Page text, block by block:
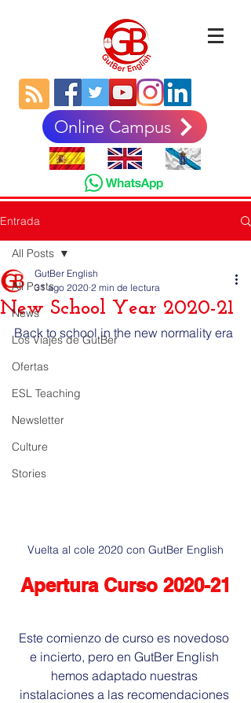
Online Campus
Entrada
All Posts
News
Los Viajes de GutBer
Ofertas
ESL Teaching
Newsletter
Culture
Stories
All Posts
New School Year 2020-21
GutBer English
31 ago 2020 2 min de lectura
Back to school in the new normality era
Vuelta al cole 2020 con GutBer English
Apertura Curso 2020-21
Este comienzo de curso es novedoso
e incierto, pero en GutBer English
hemos adaptado nuestras
instalaciones a las recomendaciones